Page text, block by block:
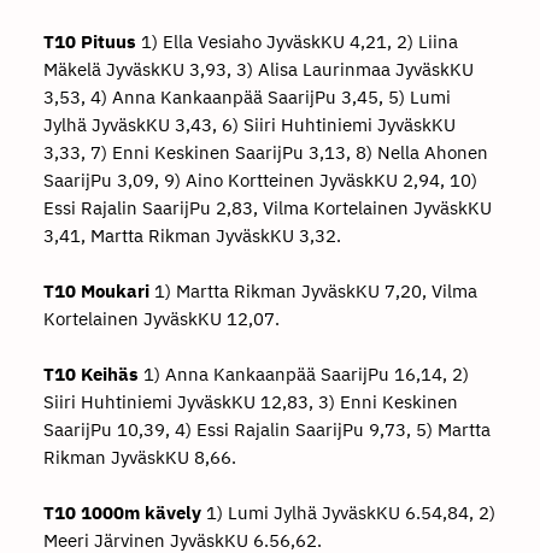
T10 Pituus 1) Ella Vesiaho JyväskKU 4,21, 2) Liina
Mäkelä JyväskKU 3,93, 3) Alisa Laurinmaa JyväskKU
3,53, 4) Anna Kankaanpää SaarijPu 3,45, 5) Lumi
Jylhä JyväskKU 3,43, 6) Siiri Huhtiniemi JyväskKU
3,33, 7) Enni Keskinen SaarijPu 3,13, 8) Nella Ahonen
SaarijPu 3,09, 9) Aino Kortteinen JyväskKU 2,94, 10)
Essi Rajalin SaarijPu 2,83, Vilma Kortelainen JyväskKU
3,41, Martta Rikman JyväskKU 3,32.
T10 Moukari1) Martta Rikman JyväskKU 7,20, Vilma
Kortelainen JyväskKU 12,07.
T10 Keihäs 1) Anna Kankaanpää SaarijPu 16,14, 2)
Siiri Huhtiniemi JyväskKU 12,83, 3) Enni Keskinen
SaarijPu 10,39, 4) Essi Rajalin SaarijPu 9,73, 5) Martta
Rikman JyväskKU 8,66.
T10 1000m kävely1) Lumi Jylhä JyväskKU 6.54,84, 2)
Meeri Järvinen JyväskKU 6.56,62.